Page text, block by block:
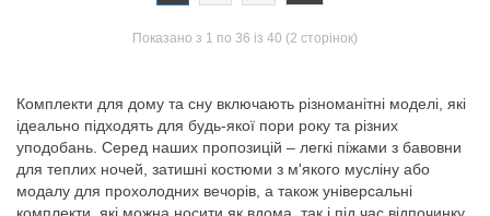
Показано з 1 по 36 із 40 (2 сторінок)
Комплекти для дому та сну включають різноманітні моделі, які
ідеально підходять для будь-якої пори року та різних
уподобань. Серед наших пропозицій – легкі піжами з бавовни
для теплих ночей, затишні костюми з м'якого мусліну або
модалу для прохолодних вечорів, а також універсальні